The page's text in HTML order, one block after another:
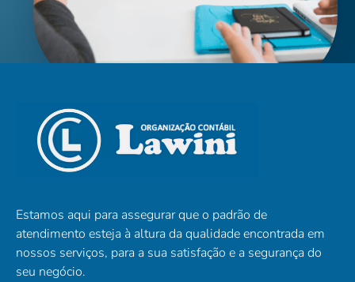
Estamos aqui para assegurar que o padrão de
atendimento esteja à altura da qualidade encontrada em
nossos serviços, para a sua satisfação e a segurança do
seu negócio.